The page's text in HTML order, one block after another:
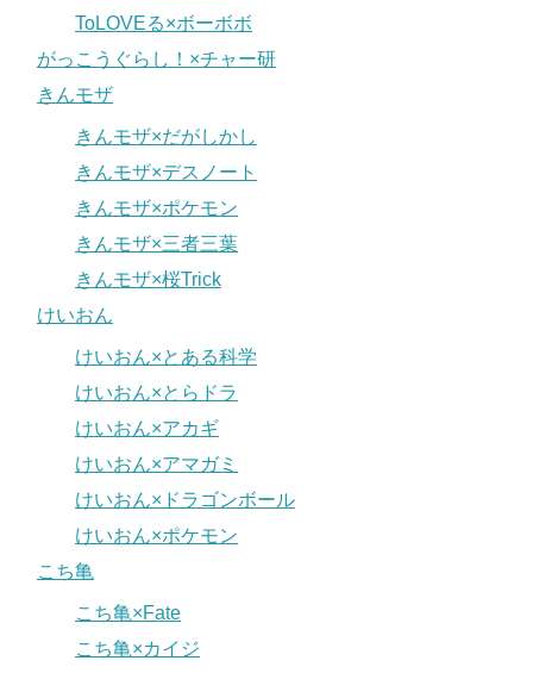
ToLOVEる×ボーボボ
がっこうぐらし！×チャー研
きんモザ
きんモザ×だがしかし
きんモザ×デスノート
きんモザ×ポケモン
きんモザ×三者三葉
きんモザ×桜Trick
けいおん
けいおん×とある科学
けいおん×とらドラ
けいおん×アカギ
けいおん×アマガミ
けいおん×ドラゴンボール
けいおん×ポケモン
こち亀
こち亀×Fate
こち亀×カイジ